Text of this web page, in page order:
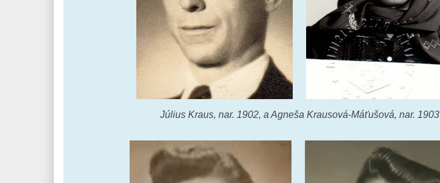
Július Kraus, nar. 1902, a Agneša Krausová-Máťušová, nar. 1903